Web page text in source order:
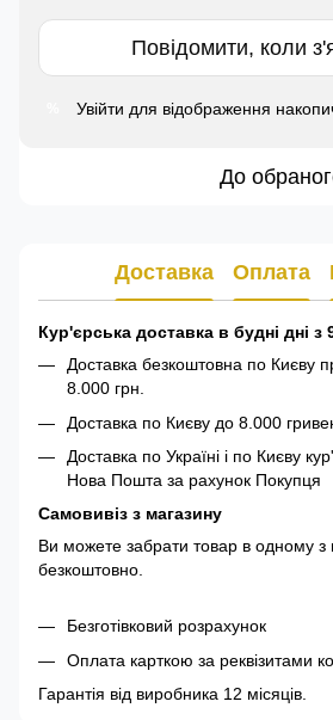
Повідомити, коли
Увійти для відображення
До
Доставка Оплата
Кур'єрська доставка в будні дні з
Доставка безкоштовна по Києву
8.000 грн.
Доставка по Києву до 8.000
Доставка по Україні і по Києву
Нова Пошта за рахунок Покупця
Самовивіз з магазину
Ви можете забрати товар в одному з
безкоштовно.
Безготівковий розрахунок
Оплата карткою за реквізитами
Гарантія від виробника 12 місяців.